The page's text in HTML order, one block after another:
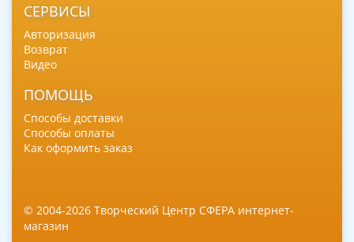
СЕРВИСЫ
Авторизация
Возврат
Видео
ПОМОЩЬ
Способы доставки
Способы оплаты
Как оформить заказ
© 2004-2026 Творческий Центр СФЕРА интернет-
магазин